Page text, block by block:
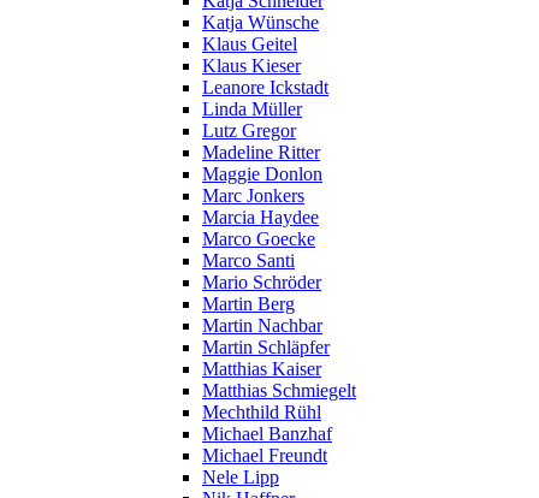
Katja Wünsche
Klaus Geitel
Klaus Kieser
Leanore Ickstadt
Linda Müller
Lutz Gregor
Madeline Ritter
Maggie Donlon
Marc Jonkers
Marcia Haydee
Marco Goecke
Marco Santi
Mario Schröder
Martin Berg
Martin Nachbar
Martin Schläpfer
Matthias Kaiser
Matthias Schmiegelt
Mechthild Rühl
Michael Banzhaf
Michael Freundt
Nele Lipp